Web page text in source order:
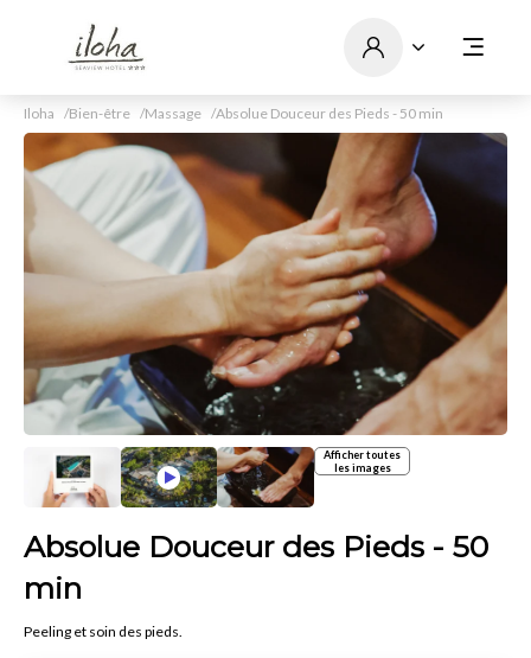
Iloha Bien-être Massage Absolue Douceur des Pieds - 50 min
Afficher toutes
les images
Absolue Douceur des Pieds - 50
min
Peeling et soin des pieds.